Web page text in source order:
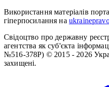
Використання матеріалів
гіперпосилання на
Свідоцтво про державну
агентства як суб'єкта
№516-378Р) © 2015 - 2026
захищені.